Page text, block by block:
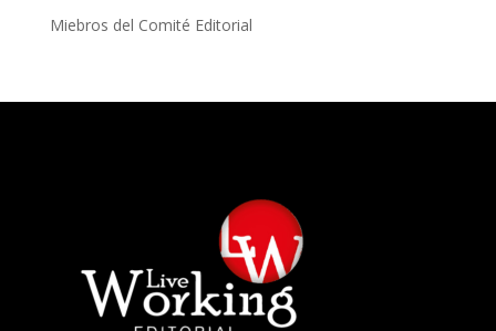
Miebros del Comité Editorial